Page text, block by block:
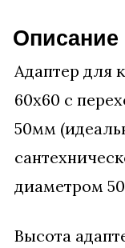
на
трубу.
Описание
Адаптер для
60х60 с
50мм
диаметром
Высота